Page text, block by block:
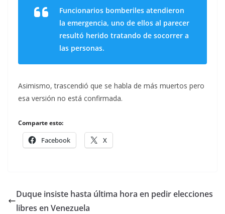
Funcionarios bomberiles atendieron
la emergencia, uno de ellos al parecer
resultó herido tratando de socorrer a
las personas.
Asimismo, trascendió que se habla de más muertos pero
esa versión no está confirmada.
Comparte esto:
Facebook X
Duque insiste hasta última hora en pedir elecciones
libres en Venezuela